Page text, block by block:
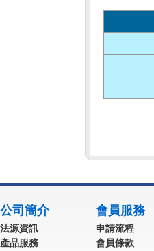
公司簡介
法源資訊
產品服務
會員服務
申請流程
會員條款